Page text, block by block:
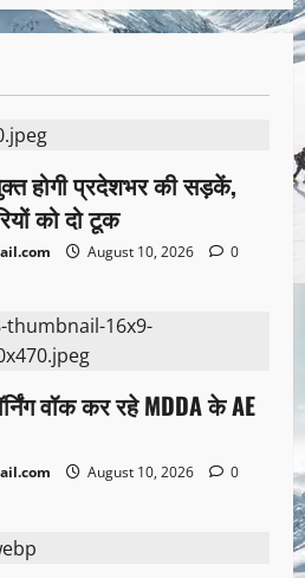
होगी प्रदेशभर की सड़कें,
को दो टूक
August 10, 2026
0
वॉक कर रहे MDDA के AE
August 10, 2026
0